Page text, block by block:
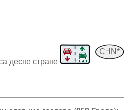
CHN*
десне стране